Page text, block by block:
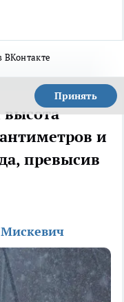
Принять
высота
и
превысив